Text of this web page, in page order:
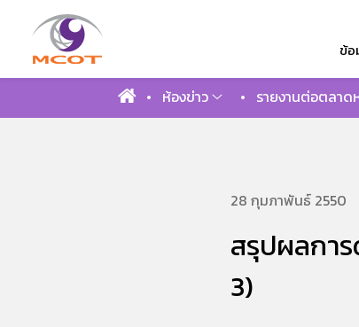
ค้นหาใ
ข้
ห้องข่าว รายงานต่อตลา
28 กุมภาพันธ์ 2550
สรุปผลกา
3)